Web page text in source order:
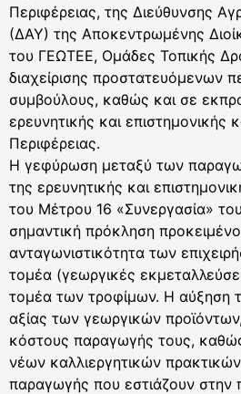
Περιφέρειας, της Διεύθυνσης
(ΔΑΥ) της Αποκεντρωμένης
του ΓΕΩΤΕΕ, Ομάδες Τοπικής
διαχείρισης προστατευόμενων
συμβούλους, καθώς και σε
ερευνητικής και επιστημονικής
Περιφέρειας.
Η γεφύρωση μεταξύ των
της ερευνητικής και
του Μέτρου 16 «Συνεργασία»
σημαντική πρόκληση
ανταγωνιστικότητα των
τομέα (γεωργικές
τομέα των τροφίμων. Η αύξηση
αξίας των γεωργικών
κόστους παραγωγής τους,
νέων καλλιεργητικών
παραγωγής που εστιάζουν στην